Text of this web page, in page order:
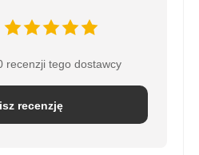
recenzji tego dostawcy
recenzję